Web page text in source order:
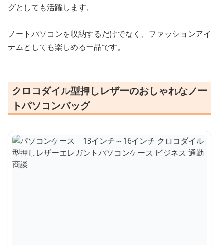
グとしても活躍します。
ノートパソコンを収納するだけでなく、ファッションアイ
テムとしても楽しめる一品です。
クロコダイル型押しレザーのおしゃれなノー
トパソコンバッグ